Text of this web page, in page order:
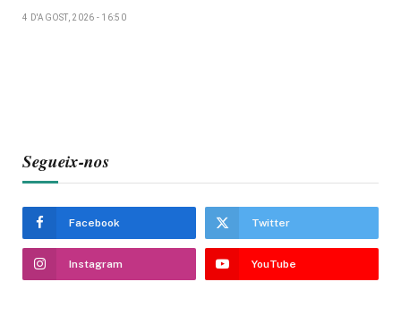
4 D'AGOST, 2026 - 16:50
Segueix-nos
Facebook Twitter
Instagram YouTube